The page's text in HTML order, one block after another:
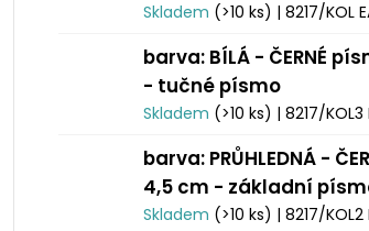
Skladem (>10 ks) | 8217/KOL
barva: BÍLÁ - ČERNÉ
- tučné písmo
Skladem (>10 ks) | 8217/KOL3
barva: PRŮHLEDNÁ -
4,5 cm - základní
Skladem (>10 ks) | 8217/KOL2